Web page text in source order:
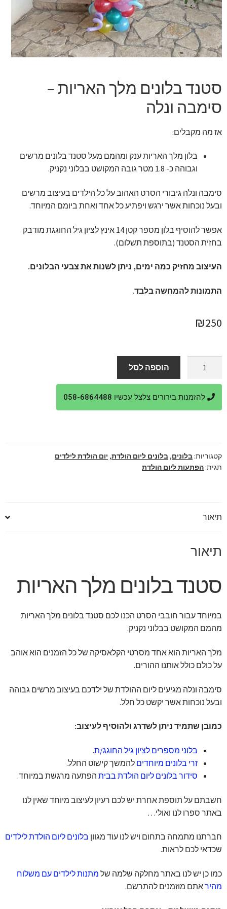
זר מתוק
בלונים בראשון לציון
תשלום
סטנד בלונים מלך האריות –
סימבה ונלה
אז מה מקבלים:
בלון מלך האריות ענק ומהמם מעל סטנד בלונים מרשים
וגבוהה כ- 1.8 מטר גובה המקושט בבלוני נקניק.
סימבה ונלה גיבורי הסרט האהוב על כל הילדים בעיצוב מרשים
ובעל נוכחות אשר ירגש ויפתיע כל אחד ואחת ביומם המיוחד.
אפשר להוסיף בלון מספר קטן 14 אינץ לציון גיל החוגגת מודבק
בחזית הסטנד (בתוספת תשלום).
העיצוב מחזיק כמה ימים, ניתן לשנות את צבעי הבלונים.
התמונות להמחשה בלבד.
₪250
סטנד
בלונים
מלך
ונלה
הוספה לסל
להזמנות בירורים צלצל עכשיו 058-6864488
קטגוריות: בלונים, בלונים ליום הולדת, יום הולדת לילדים
תגית: הפתעות ליום הולדת
תיאור
תיאור
סטנד בלונים מלך האריות
במיוחד עבור חובבי הסרט הכנו לכם סטנד בלונים מלך האריות
מהמם המקושט בבלוני נקניק.
מלך האריות הוא אחד מסרטי הקלאסיקה של כל הזמנים הוא אוהב
על כולם כולל אותנו ההורים.
סימבה ונלה מגיעים ליום ההולדת של ילדכם בעיצוב מרשים גבוהה
ובעל נוכחות אשר יקשט כל חלל.
כמובן שתמיד ניתן לשדרג ולהוסיף לעיצוב:
בלוני מספרים לציון גיל החוגג/ת.
זרי בלונים מיוחדים להמשך קישוט החלל.
סידור בלונים ליום הולדת בבית הפתעה מרגשת במיוחד.
חשבתם על תוספת אחרת יש לכם רעיון לעיצוב מיוחד שאין לנו
באתר ספרו לנו ואולי…
חברתנו מתמחה בתחום ויש לנו עוד מגוון בלונים ליום הולדת לילדים
שכדאי לכם לראות.
כמו כן יש לנו באתר מחלקה שלמה של מתנות לילדים עם משלוח
מהיראתם מוזמנים להתרשם.